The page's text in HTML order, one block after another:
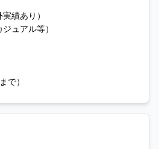
績あり）
ュアル等）
で）